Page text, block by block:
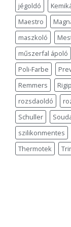
jégoldó
Maestro
maszkoló
műszerfal ápoló
Poli-Farbe
Remmers
rozsdaoldó
Schuller
szilikonmentes
Thermotek